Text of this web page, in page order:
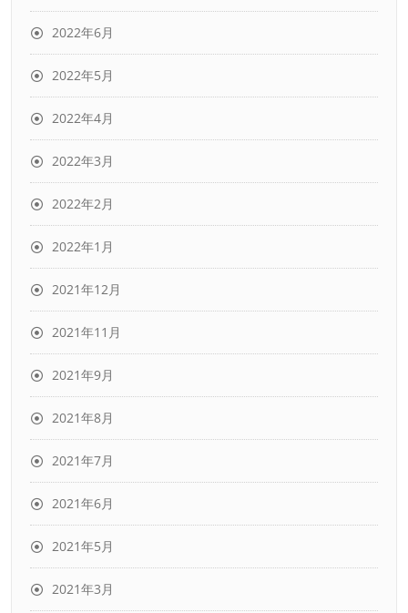
2022年6月
2022年5月
2022年4月
2022年3月
2022年2月
2022年1月
2021年12月
2021年11月
2021年9月
2021年8月
2021年7月
2021年6月
2021年5月
2021年3月